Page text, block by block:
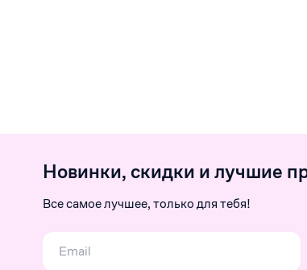
Новинки, скидки и лучшие
Все самое лучшее, только для тебя!